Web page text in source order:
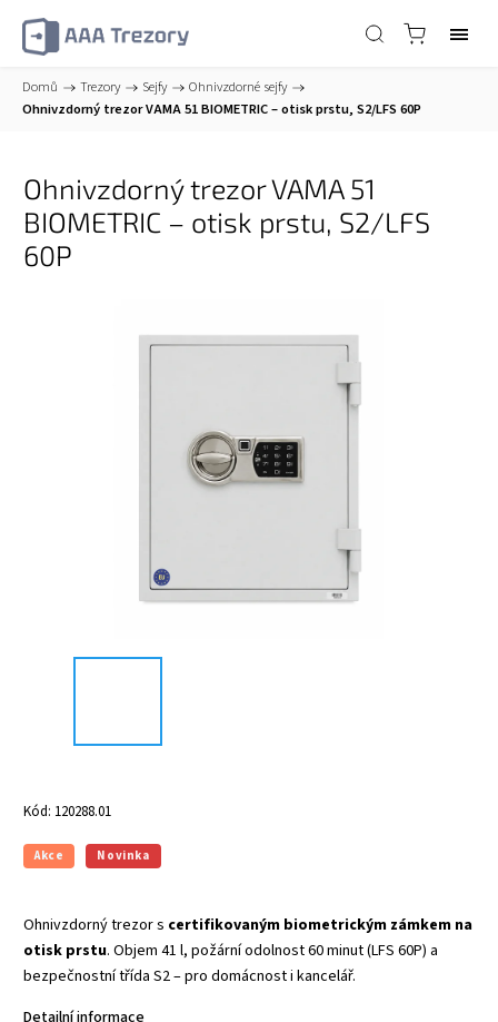
Domů / Trezory / Sejfy / Ohnivzdorné sejfy /
Ohnivzdorný trezor VAMA 51 BIOMETRIC – otisk prstu, S2/LFS 60P
Ohnivzdorný trezor VAMA 51
BIOMETRIC – otisk prstu, S2/LFS
60P
Kód: 120288.01
Akce Novinka
Ohnivzdorný trezor s certifikovaným biometrickým zámkem na
otisk prstu. Objem 41 l, požární odolnost 60 minut (LFS 60P) a
bezpečnostní třída S2 – pro domácnost i kancelář.
Detailní informace